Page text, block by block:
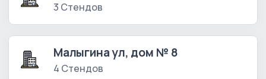
3 Стендов
Малыгина ул, дом № 8
4 Стендов